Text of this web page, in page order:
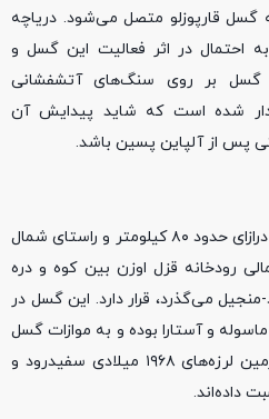
گسل قارپوزلو متصل می‌شود. دریاچه
احتمال در اثر فعالیت این گسل و
گسل بر روی سنگ­‌های آتشفشانی
شده است که شاید پیدایش آن
پس از آلپاین پسین باشد.
گسل منجیل(قزل اوزن-منجیل) با درازای حدود ۸۰ کیلومتر و راستای شمال
رودخانه قزل اوزن بین کوه و دره
می‌گذرد، قرار دارد. این گسل در
و آستارا بوده و به موازات گسل
زنجان و در شمال آن قرار دارد. زمین لرزه‌های ۱۹۶۸ میلادی سفیدرود و